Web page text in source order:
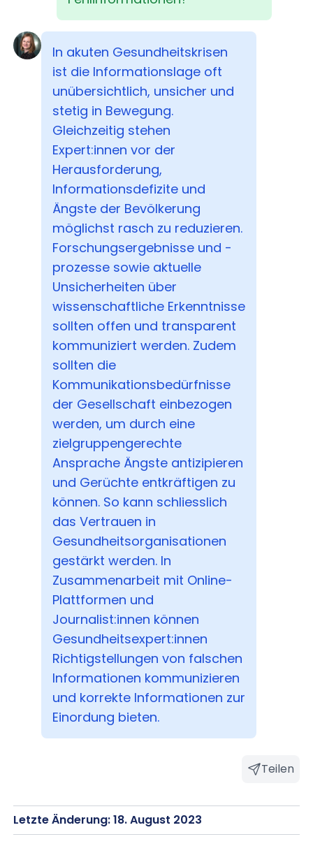
In akuten Gesundheitskrisen
ist die Informationslage oft
unübersichtlich, unsicher und
stetig in Bewegung.
Gleichzeitig stehen
Expert:innen vor der
Herausforderung,
Informationsdefizite und
Ängste der Bevölkerung
möglichst rasch zu reduzieren.
Forschungsergebnisse und -
prozesse sowie aktuelle
Unsicherheiten über
wissenschaftliche Erkenntnisse
sollten offen und transparent
kommuniziert werden. Zudem
sollten die
Kommunikationsbedürfnisse
der Gesellschaft einbezogen
werden, um durch eine
zielgruppengerechte
Ansprache Ängste antizipieren
und Gerüchte entkräftigen zu
können. So kann schliesslich
das Vertrauen in
Gesundheitsorganisationen
gestärkt werden. In
Zusammenarbeit mit Online-
Plattformen und
Journalist:innen können
Gesundheitsexpert:innen
Richtigstellungen von falschen
Informationen kommunizieren
und korrekte Informationen zur
Einordung bieten.
Teilen
Letzte Änderung: 18. August 2023